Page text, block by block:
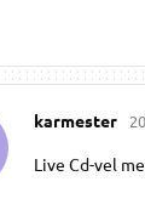
karmester
Live Cd-vel